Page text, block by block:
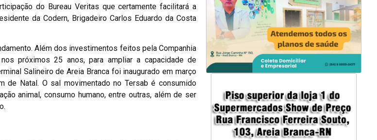
do Bureau Veritas que certamente facilitará a
da Codern, Brigadeiro Carlos Eduardo da Costa
Além dos investimentos feitos pela Companhia
próximos 25 anos, para ampliar a capacidade de
Salineiro de Areia Branca foi inaugurado em março
Natal. O sal movimentado no Tersab é consumido
animal, consumo humano, entre outras, além de ser